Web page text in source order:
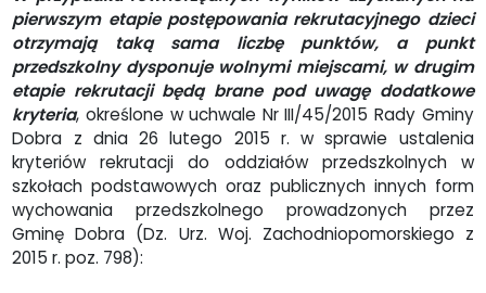
pierwszym etapie postępowania rekrutacyjnego dzieci
otrzymają taką sama liczbę punktów, a punkt
przedszkolny dysponuje wolnymi miejscami, w drugim
etapie rekrutacji będą brane pod uwagę dodatkowe
kryteria, określone w uchwale Nr III/45/2015 Rady Gminy
Dobra z dnia 26 lutego 2015 r. w sprawie ustalenia
kryteriów rekrutacji do oddziałów przedszkolnych w
szkołach podstawowych oraz publicznych innych form
wychowania przedszkolnego prowadzonych przez
Gminę Dobra (Dz. Urz. Woj. Zachodniopomorskiego z
2015 r. poz. 798):